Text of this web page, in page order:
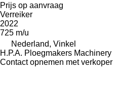
Prijs op aanvraag
Verreiker
2022
725 m/u
Nederland, Vinkel
H.P.A. Ploegmakers Machinery
Contact opnemen met verkoper